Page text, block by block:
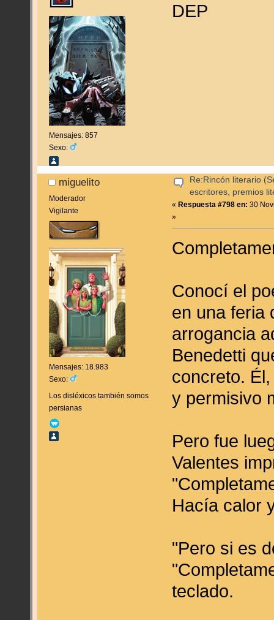
Mensajes: 857
Sexo:
DEP
miguelito
Moderador
Vigilante
Mensajes: 18.983
Sexo:
Los disléxicos también somos
persianas
Re:Rincón literario
escritores, premios
« Respuesta #798 en: 30
»
Conocí el
en una feria
arrogancia
Benedetti
concreto.
y permisivo
Pero fue
Valentes
Hacía calor
"Pero si es
teclado.